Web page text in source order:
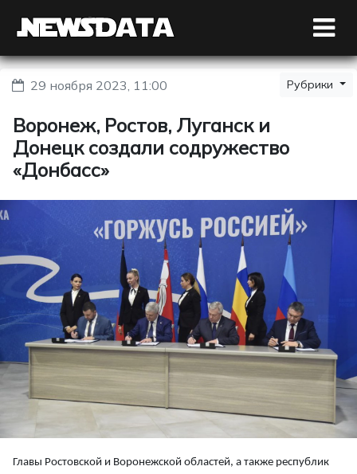
29 ноября 2023, 11:00 Рубрики
Воронеж, Ростов, Луганск и
Донецк создали содружество
«Донбасс»
Главы Ростовской и Воронежской областей, а также республик